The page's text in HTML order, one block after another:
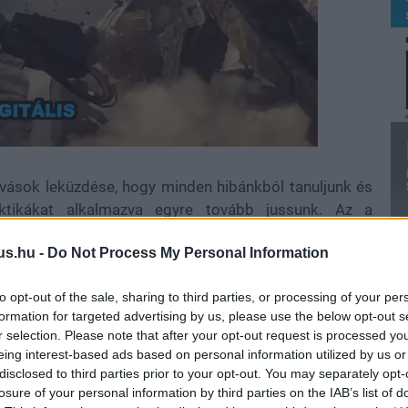
- Do Not Process My Personal Information
opt-out of the sale, sharing to third parties, or processing of your
for targeted advertising by us, please use the below opt-out
selection. Please note that after your opt-out request is processed
interest-based ads based on personal information utilized by us
to third parties prior to your opt-out. You may separately
of your personal information by third parties on the IAB’s list of
leküzdése, hogy minden hibánkból tanuljunk és
alkalmazva egyre tovább jussunk. Az a
kemény és nem vért izzasztóan rohadék, a
leglényegesebb eleme. A zsáner azonban egyre
módot kell találniuk arra, hogy kitűnjenek a
ezt aRemnant: From the Ashesnevezetű kooperatív
amelyben egyedül vagy pajtásainkkal együtt
szörnyei ellen. Bár a játék minősége megosztotta